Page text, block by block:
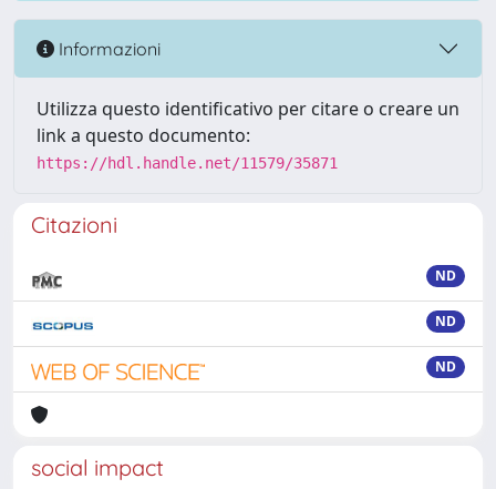
Informazioni
Utilizza questo identificativo per citare o creare un
link a questo documento:
https://hdl.handle.net/11579/35871
Citazioni
ND
ND
ND
social impact